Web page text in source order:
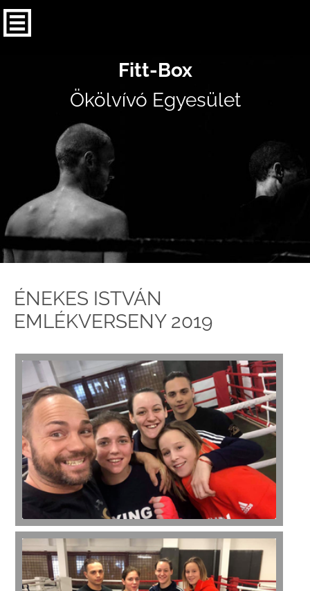
Fitt-Box
Ökölvívó Egyesület
ÉNEKES ISTVÁN
EMLÉKVERSENY 2019